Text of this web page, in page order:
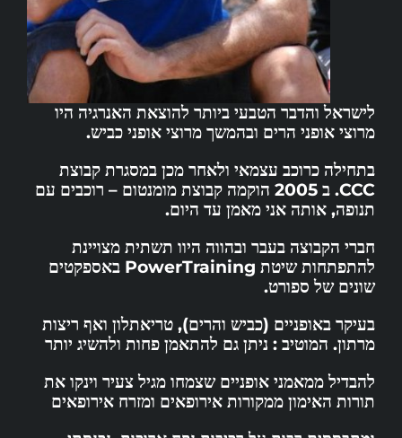
לישראל והדבר הטבעי ביותר להוצאת האנרגיה היו
מרוצי אופני הרים ובהמשך מרוצי אופני כביש.
בתחילה כרוכב עצמאי ולאחר מכן במסגרת קבוצת
CCC. ב 2005 הוקמה קבוצת מומנטום – רוכבים עם
תנופה, אותה אני מאמן עד היום.
חברי הקבוצה בעבר ובהווה היוו תשתית מצויינת
להתפתחות שיטת PowerTraining באספקטים
שונים של ספורט.
בעיקר באופניים (כביש והרים), טריאתלון ואף ריצות
מרתון. המוטיב : ניתן גם להתאמן פחות ולהשיג יותר
להבדיל ממאמני אופניים שצמחו מגיל צעיר וינקו את
תורות האימון ממקורות אירופאים ומזרח אירופאים